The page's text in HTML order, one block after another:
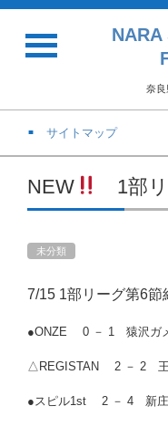
NARA
奈良
サイトマップ
NEW 1部リ
未分類
7/15 1部リーグ第6節
●ONZE 0 － 1 猿沢ガ
△ REGISTAN 2 － 2
●スピル1st 2 － 4 新庄